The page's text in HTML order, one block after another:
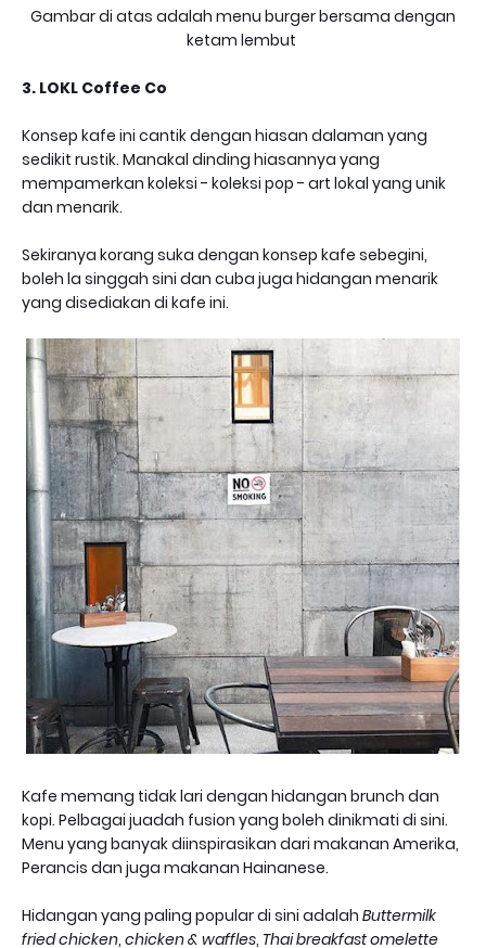
Gambar di atas adalah menu burger bersama dengan
ketam lembut
3. LOKL Coffee Co
Konsep kafe ini cantik dengan hiasan dalaman yang
sedikit rustik. Manakal dinding hiasannya yang
mempamerkan koleksi - koleksi pop - art lokal yang unik
dan menarik.
Sekiranya korang suka dengan konsep kafe sebegini,
boleh la singgah sini dan cuba juga hidangan menarik
yang disediakan di kafe ini.
Kafe memang tidak lari dengan hidangan brunch dan
kopi. Pelbagai juadah fusion yang boleh dinikmati di sini.
Menu yang banyak diinspirasikan dari makanan Amerika,
Perancis dan juga makanan Hainanese.
Hidangan yang paling popular di sini adalah Buttermilk
fried chicken, chicken & waffles, Thai breakfast omelette